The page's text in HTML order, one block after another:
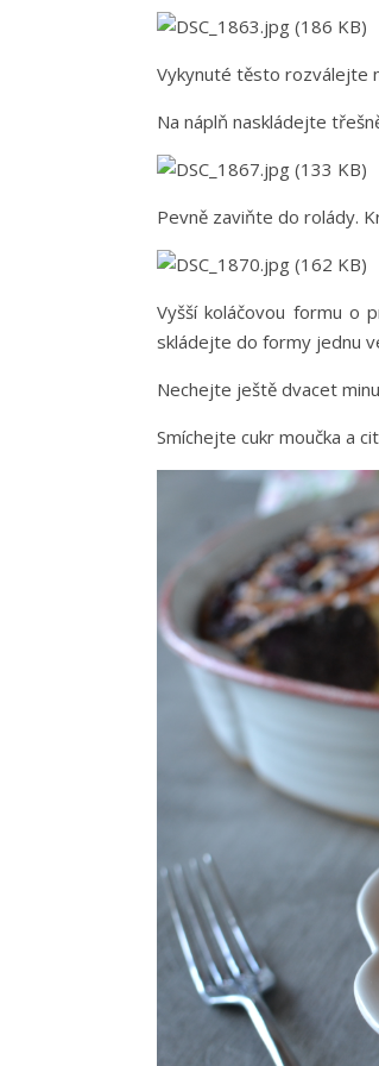
Vykynuté těsto rozválejte
Na náplň naskládejte
Pevně zaviňte do rolády.
Vyšší koláčovou formu o
skládejte do formy jednu
Nechejte ještě dvacet
Smíchejte cukr moučka a